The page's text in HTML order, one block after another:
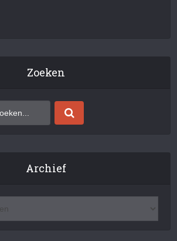
Zoeken
Archief